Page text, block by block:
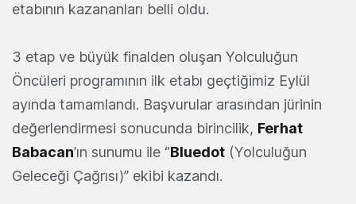
etabının kazananları belli oldu.
3 etap ve büyük finalden oluşan Yolculuğun
Öncüleri programının ilk etabı geçtiğimiz Eylül
ayında tamamlandı. Başvurular arasından jürinin
değerlendirmesi sonucunda birincilik, Ferhat
Babacan’ın sunumu ile “Bluedot (Yolculuğun
Geleceği Çağrısı)” ekibi kazandı.